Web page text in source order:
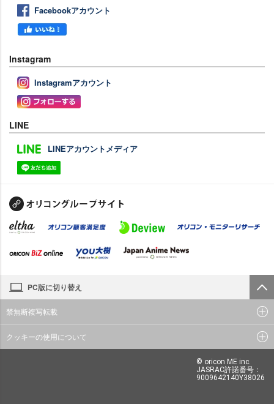
Facebookアカウント
Instagram
Instagramアカウント
LINE
LINEアカウントメディア
PC版に切り替え
禁無断複写転載
クッキーの使用について
© oricon ME inc.
JASRAC許諾番号：
9009642140Y38026